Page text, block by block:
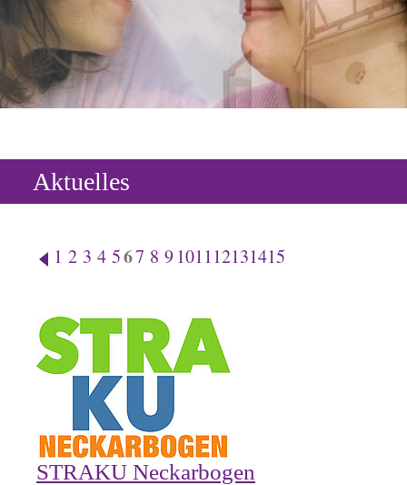
Aktuelles
1 2 3 4 567 8 9101112131415
STRAKU Neckarbogen